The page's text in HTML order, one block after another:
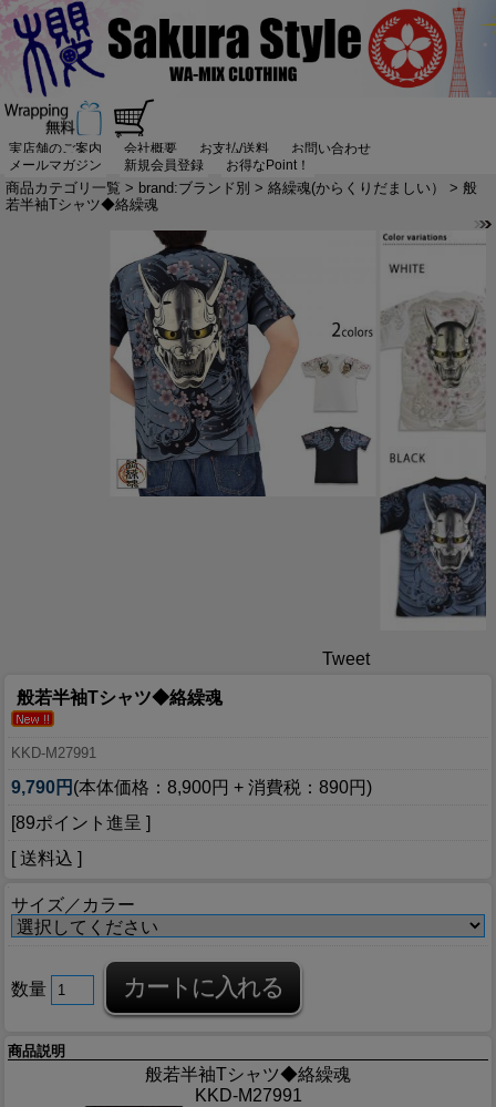
実店舗のご案内 会社概要 お支払/送料
お問い合わせ
メールマガジン
新規会員登録 お得なPoint！
商品カテゴリ一覧 > brand:ブランド別 > 絡繰魂(からくりだましい）
> 般
若半袖Tシャツ◆絡繰魂
Tweet
般若半袖Tシャツ◆絡繰魂
KKD-M27991
9,790円 (本体価格：8,900円 + 消費税：890円)
[89ポイント進呈 ]
[ 送料込 ]
サイズ／カラー
数量
商品説明
般若半袖Tシャツ◆絡繰魂
KKD-M27991